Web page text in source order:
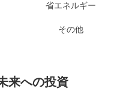
省エネルギー
その他
来への投資